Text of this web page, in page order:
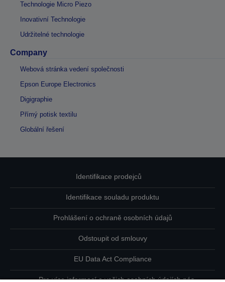
Technologie Micro Piezo
Inovativní Technologie
Udržitelné technologie
Company
Webová stránka vedení společnosti
Epson Europe Electronics
Digigraphie
Přímý potisk textilu
Globální řešení
Identifikace prodejců
Identifikace souladu produktu
Prohlášení o ochraně osobních údajů
Odstoupit od smlouvy
EU Data Act Compliance
Pro více informací o vašich osobních údajích nás